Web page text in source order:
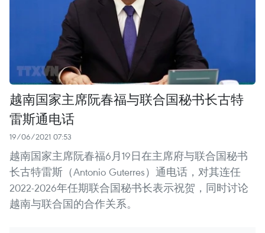
越南国家主席阮春福与联合国秘书长古特
雷斯通电话
19/06/2021 07:53
越南国家主席阮春福6月19日在主席府与联合国秘书
长古特雷斯（Antonio Guterres）通电话，对其连任
2022-2026年任期联合国秘书长表示祝贺，同时讨论
越南与联合国的合作关系。